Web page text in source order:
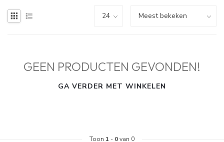
GEEN PRODUCTEN GEVONDEN!
GA VERDER MET WINKELEN
Toon 1 - 0van 0